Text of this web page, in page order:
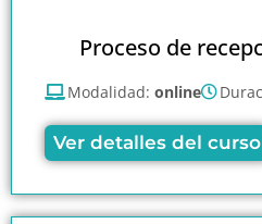
Proceso de
Modalidad: online
Ver detalles del curso